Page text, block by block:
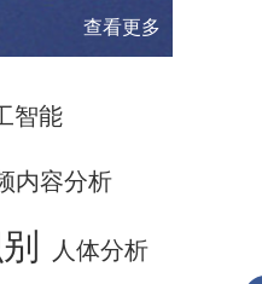
查看更多
智能
内容分析
人体分析